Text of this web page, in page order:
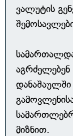
ვალუტის
აგრძელებენ
დანაშაულში
მიზნით.